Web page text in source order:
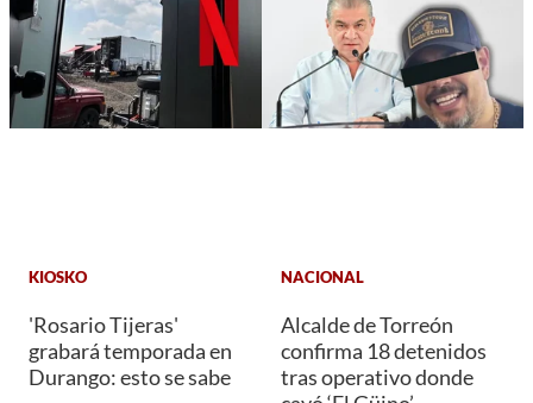
KIOSKO
'Rosario Tijeras'
grabará temporada en
Durango: esto se sabe
NACIONAL
Alcalde de Torreón
confirma 18 detenidos
tras operativo donde